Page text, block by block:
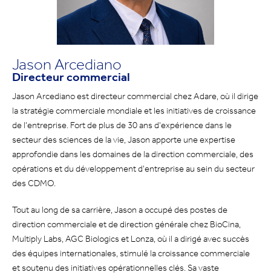
Jason Arcediano
Directeur commercial
Jason Arcediano est directeur commercial chez Adare, où il dirige
la stratégie commerciale mondiale et les initiatives de croissance
de l'entreprise. Fort de plus de 30 ans d'expérience dans le
secteur des sciences de la vie, Jason apporte une expertise
approfondie dans les domaines de la direction commerciale, des
opérations et du développement d'entreprise au sein du secteur
des CDMO.
Tout au long de sa carrière, Jason a occupé des postes de
direction commerciale et de direction générale chez BioCina,
Multiply Labs, AGC Biologics et Lonza, où il a dirigé avec succès
des équipes internationales, stimulé la croissance commerciale
et soutenu des initiatives opérationnelles clés. Sa vaste